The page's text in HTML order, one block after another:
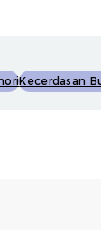
Kecerdasan